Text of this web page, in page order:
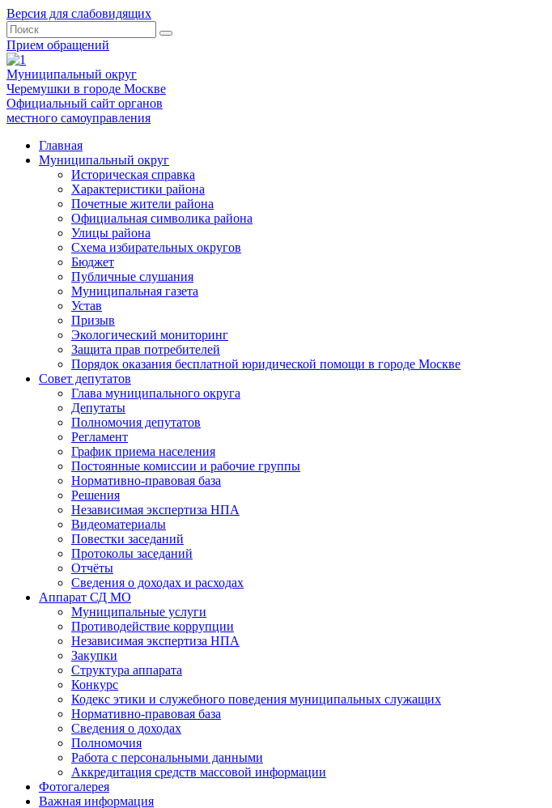
Версия для слабовидящих
Прием обращений
Муниципальный округ
Черемушки в городе Москве
Официальный сайт органов
местного самоуправления
Главная
Муниципальный округ
Историческая справка
Характеристики района
Почетные жители района
Официальная символика района
Улицы района
Схема избирательных округов
Бюджет
Публичные слушания
Муниципальная газета
Устав
Призыв
Экологический мониторинг
Защита прав потребителей
Порядок оказания бесплатной юридической помощи в городе Москве
Совет депутатов
Глава муниципального округа
Депутаты
Полномочия депутатов
Регламент
График приема населения
Постоянные комиссии и рабочие группы
Нормативно-правовая база
Решения
Независимая экспертиза НПА
Видеоматериалы
Повестки заседаний
Протоколы заседаний
Отчёты
Сведения о доходах и расходах
Аппарат СД МО
Муниципальные услуги
Противодействие коррупции
Независимая экспертиза НПА
Закупки
Структура аппарата
Конкурс
Кодекс этики и служебного поведения муниципальных служащих
Нормативно-правовая база
Сведения о доходах
Полномочия
Работа с персональными данными
Аккредитация средств массовой информации
Фотогалерея
Важная информация